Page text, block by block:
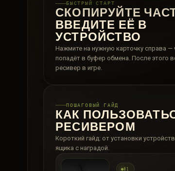
БЫСТРЫЙ СТАРТ
СКОПИРУЙТЕ
ВВЕДИТЕ ЕЁ В
УСТРОЙСТВО
Нажмите на нужную карточку справа —
попадёт в буфер обмена. После этого
ресивер в игре.
ПОШАГОВЫЙ ГАЙД
КАК
РЕСИВЕРОМ
Короткий гайд: от установки
ящика с наградой.
01